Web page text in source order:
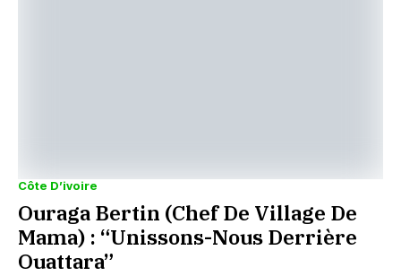
Côte D’ivoire
Ouraga Bertin (Chef De Village De
Mama) : “Unissons-Nous Derrière
Ouattara”